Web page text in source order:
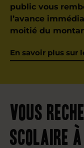
public vous
l’avance
moitié du
En savoir plus sur
Vous
scolaire à